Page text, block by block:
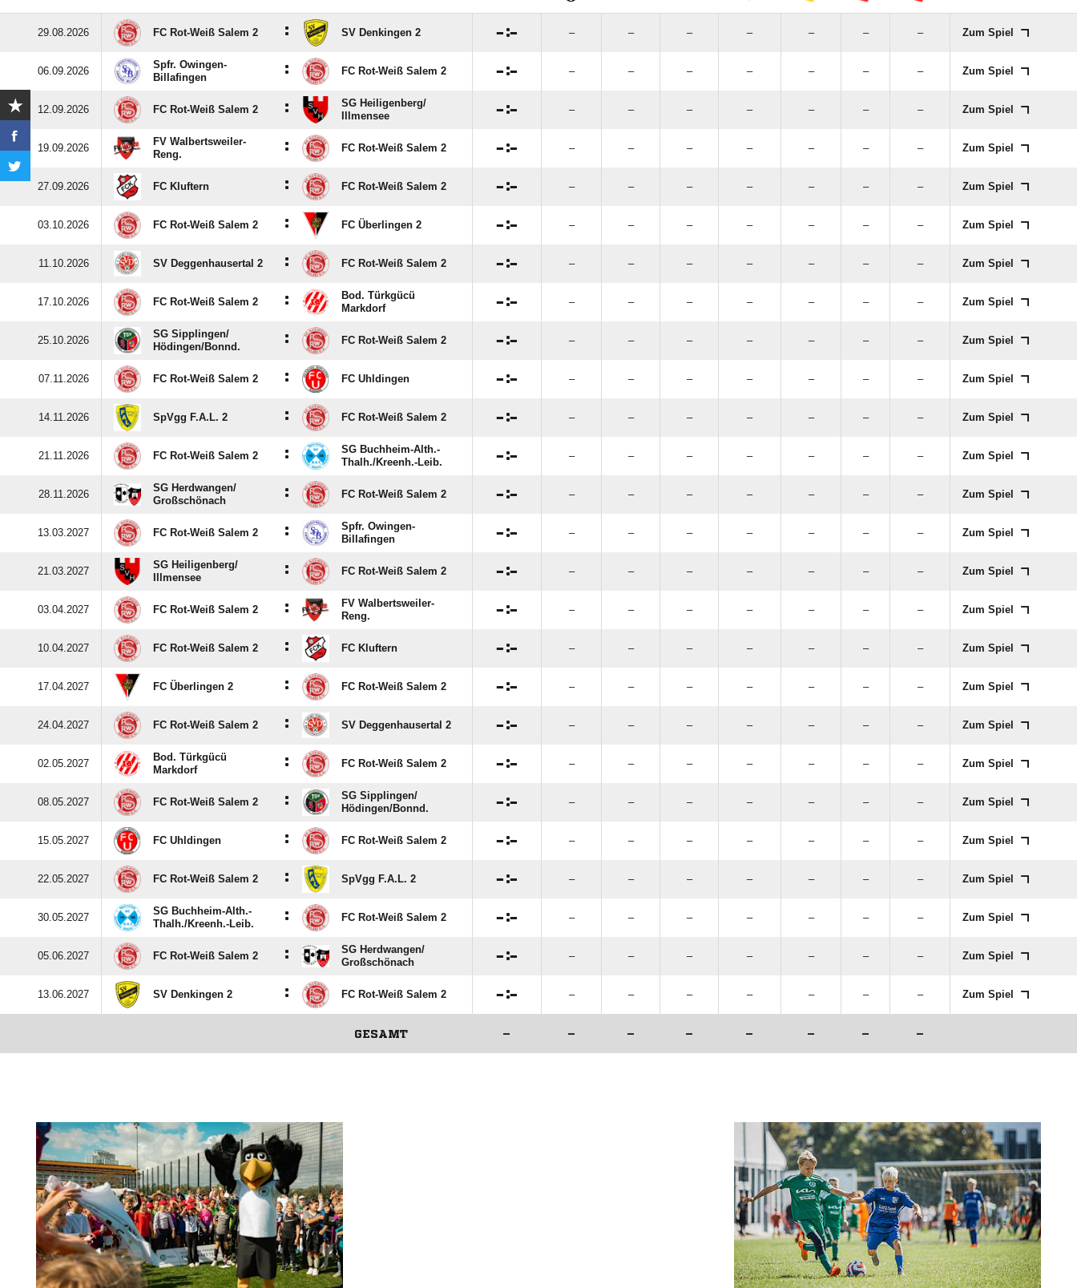
29.08.2026 FC Rot-Weiß Salem 2 : SV Denkingen 2 : – – – – – – – Zum Spiel
06.09.2026
Spfr. Owingen-
Billafingen
: FC Rot-Weiß Salem 2 : – – – – – – – Zum Spiel
12.09.2026 FC Rot-Weiß Salem 2 :
SG Heiligenberg/​
Illmensee
: – – – – – – – Zum Spiel
19.09.2026
FV Walbertsweiler-
Reng.
: FC Rot-Weiß Salem 2 : – – – – – – – Zum Spiel
27.09.2026 FC Kluftern : FC Rot-Weiß Salem 2 : – – – – – – – Zum Spiel
03.10.2026 FC Rot-Weiß Salem 2 : FC Überlingen 2 : – – – – – – – Zum Spiel
11.10.2026 SV Deggenhausertal 2 : FC Rot-Weiß Salem 2 : – – – – – – – Zum Spiel
17.10.2026 FC Rot-Weiß Salem 2 :
Bod. Türkgücü
Markdorf
: – – – – – – – Zum Spiel
25.10.2026
SG Sipplingen/​
Hödingen/​Bonnd.
: FC Rot-Weiß Salem 2 : – – – – – – – Zum Spiel
07.11.2026 FC Rot-Weiß Salem 2 : FC Uhldingen : – – – – – – – Zum Spiel
14.11.2026 SpVgg F.A.L. 2 : FC Rot-Weiß Salem 2 : – – – – – – – Zum Spiel
21.11.2026 FC Rot-Weiß Salem 2 :
SG Buchheim-Alth.-
Thalh./​Kreenh.-Leib.
: – – – – – – – Zum Spiel
28.11.2026
SG Herdwangen/​
Großschönach
: FC Rot-Weiß Salem 2 : – – – – – – – Zum Spiel
13.03.2027 FC Rot-Weiß Salem 2 :
Spfr. Owingen-
Billafingen
: – – – – – – – Zum Spiel
21.03.2027
SG Heiligenberg/​
Illmensee
: FC Rot-Weiß Salem 2 : – – – – – – – Zum Spiel
03.04.2027 FC Rot-Weiß Salem 2 :
FV Walbertsweiler-
Reng.
: – – – – – – – Zum Spiel
10.04.2027 FC Rot-Weiß Salem 2 : FC Kluftern : – – – – – – – Zum Spiel
17.04.2027 FC Überlingen 2 : FC Rot-Weiß Salem 2 : – – – – – – – Zum Spiel
24.04.2027 FC Rot-Weiß Salem 2 : SV Deggenhausertal 2 : – – – – – – – Zum Spiel
02.05.2027
Bod. Türkgücü
Markdorf
: FC Rot-Weiß Salem 2 : – – – – – – – Zum Spiel
08.05.2027 FC Rot-Weiß Salem 2 :
SG Sipplingen/​
Hödingen/​Bonnd.
: – – – – – – – Zum Spiel
15.05.2027 FC Uhldingen : FC Rot-Weiß Salem 2 : – – – – – – – Zum Spiel
22.05.2027 FC Rot-Weiß Salem 2 : SpVgg F.A.L. 2 : – – – – – – – Zum Spiel
30.05.2027
SG Buchheim-Alth.-
Thalh./​Kreenh.-Leib.
: FC Rot-Weiß Salem 2 : – – – – – – – Zum Spiel
05.06.2027 FC Rot-Weiß Salem 2 :
SG Herdwangen/​
Großschönach
: – – – – – – – Zum Spiel
13.06.2027 SV Denkingen 2 : FC Rot-Weiß Salem 2 : – – – – – – – Zum Spiel
GESAMT – – – – – – – –